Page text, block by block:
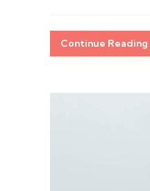
Continue Reading